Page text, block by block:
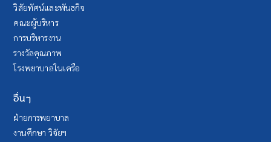
วิสัยทัศน์และพันธกิจ
คณะผู้บริหาร
การบริหารงาน
รางวัลคุณภาพ
โรงพยาบาลในเครือ
อื่นๆ
ฝ่ายการพยาบาล
งานศึกษา วิจัยฯ